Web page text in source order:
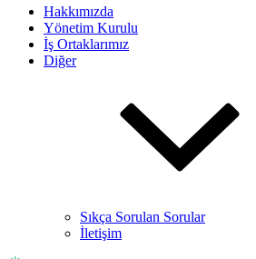
Hakkımızda
Yönetim Kurulu
İş Ortaklarımız
Diğer
Sıkça Sorulan Sorular
İletişim